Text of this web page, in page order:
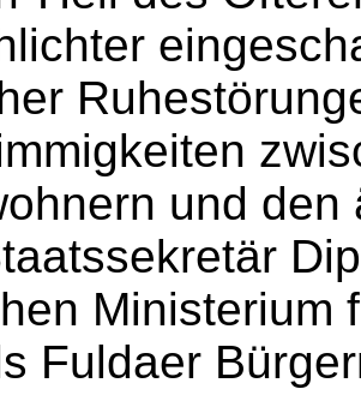
und
Ministerium
Fuldaer